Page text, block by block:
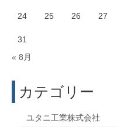
24 25 26 27
31
« 8月
カテゴリー
ユタニ工業株式会社